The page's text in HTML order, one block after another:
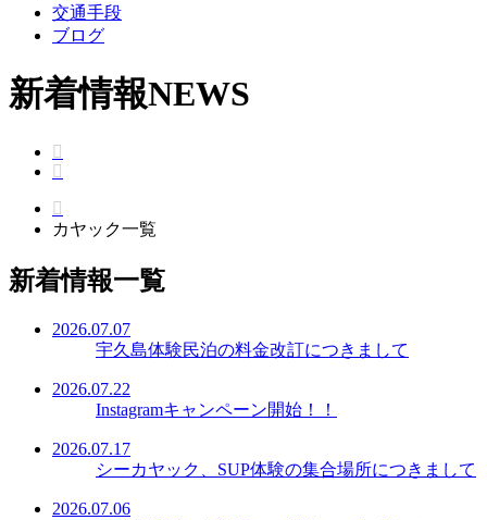
交通手段
ブログ
新着情報NEWS
カヤック一覧
新着情報一覧
2026.07.07
宇久島体験民泊の料金改訂につきまして
2026.07.22
Instagramキャンペーン開始！！
2026.07.17
シーカヤック、SUP体験の集合場所につきまして
2026.07.06